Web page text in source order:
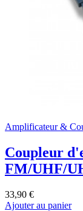
Amplificateur &
Coupleur
FM/UHF/
33,90 €
Ajouter au panier